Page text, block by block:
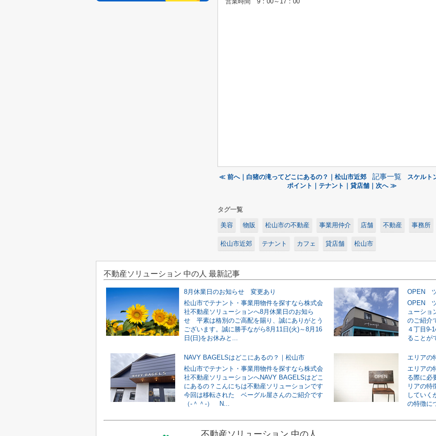
≪ 前へ｜白猪の滝ってどこにあるの？｜松山市近郊 記事一覧
スケルト
ポイント｜テナント｜貸店舗｜次へ ≫
タグ一覧
美容 物販 松山市の不動産 事業用仲介 店舗 不動産 事務所
松山市近郊 テナント カフェ 貸店舗 松山市
不動産ソリューション 中の人 最新記事
8月休業日のお知らせ 変更あり
松山市でテナント・事業用物件を探すなら株式会
社不動産ソリューションへ8月休業日のお知ら
せ 平素は格別のご高配を賜り、誠にありがとう
ございます。誠に勝手ながら8月11日(火)～8月16
日(日)をお休みと...
OPEN
OPEN ツ
ューショ
のご紹
４丁目9-
ることが
NAVY BAGELSはどこにあるの？｜松山市
松山市でテナント・事業用物件を探すなら株式会
社不動産ソリューションへNAVY BAGELSはどこ
にあるの？こんにちは不動産ソリューションです
今回は移転された ベーグル屋さんのご紹介です
（‐＾＾‐） N...
エリアの
エリアの
る際に必
リアの特
していく
の特徴に
不動産ソリューション 中の人